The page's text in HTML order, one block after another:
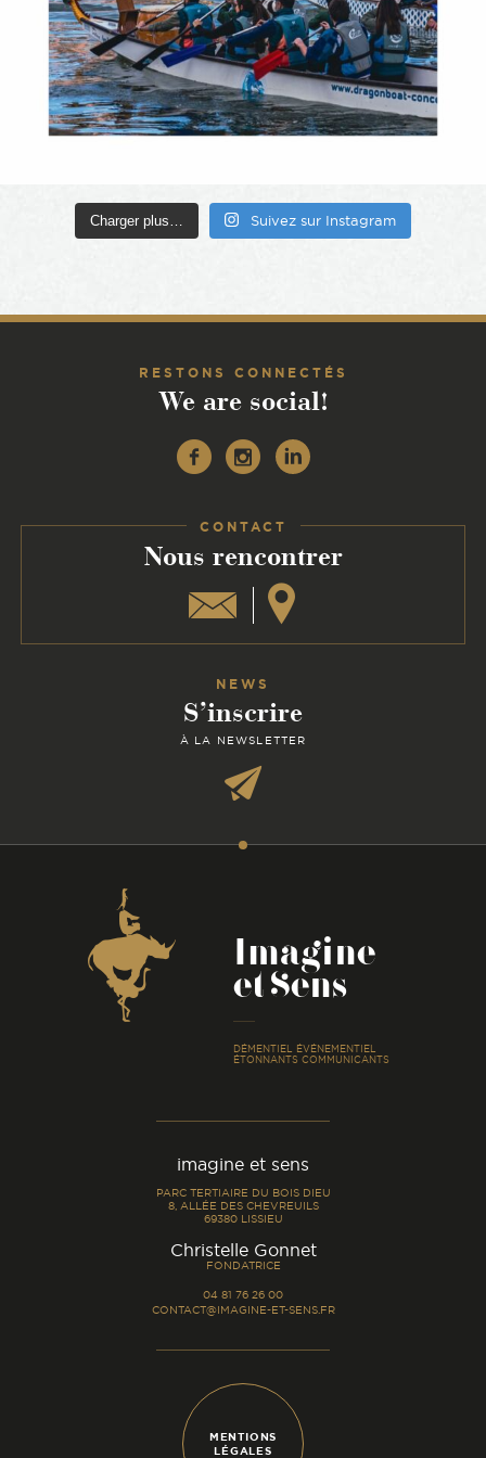
Charger plus… Suivez sur Instagram
RESTONS CONNECTÉS
We are social!
CONTACT
Nous rencontrer
NEWS
S’inscrire
À LA NEWSLETTER
Coordonnées
Imagine
et Sens
DÉMENTIEL ÉVÉNEMENTIEL
ÉTONNANTS COMMUNICANTS
imagine et sens
PARC TERTIAIRE DU BOIS DIEU
8, ALLÉE DES CHEVREUILS
69380 LISSIEU
Christelle Gonnet-
FONDATRICE
04 81 76 26 00
CONTACT@IMAGINE-ET-SENS.FR
MENTIONS
LÉGALES